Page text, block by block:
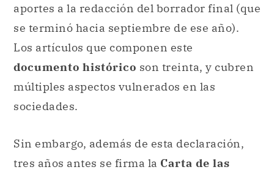
aportes a la redacción del borrador final (que
se terminó hacia septiembre de ese año).
Los artículos que componen este
documento histórico son treinta, y cubren
múltiples aspectos vulnerados en las
sociedades.
Sin embargo, además de esta declaración,
tres años antes se firma la Carta de las